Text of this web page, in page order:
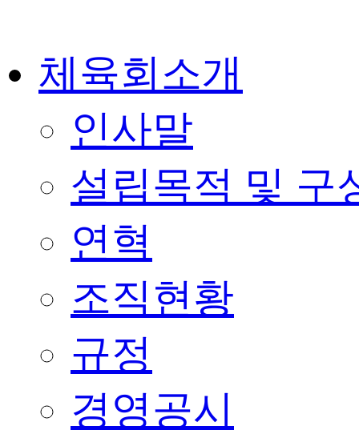
체육회소개
인사말
설립목적 및 구
연혁
조직현황
규정
경영공시